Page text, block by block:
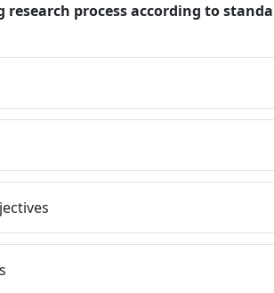
process according to